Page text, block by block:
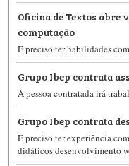
Oficina de Textos abre
computação
É preciso ter habilidades
Grupo Ibep contrata
A pessoa contratada irá
Grupo Ibep contrata
É preciso ter experiência
didáticos desenvolvimento